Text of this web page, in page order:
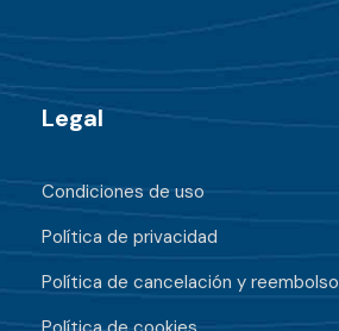
Legal
Condiciones de uso
Política de privacidad
Política de cancelación y reembolso